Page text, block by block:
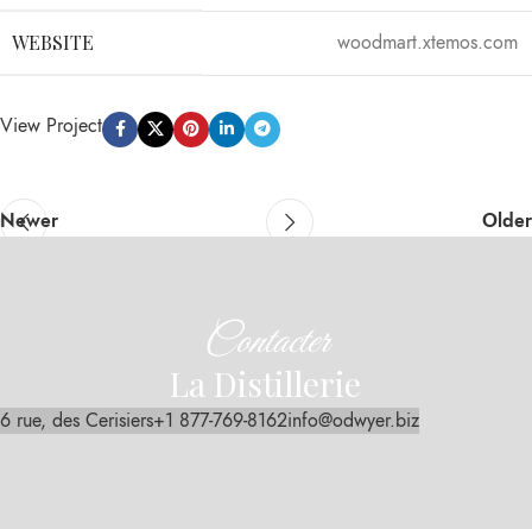
WEBSITE woodmart.xtemos.com
View Project
Newer Older
Contacter
La Distillerie
6 rue, des Cerisiers+1 877-769-8162info@odwyer.biz